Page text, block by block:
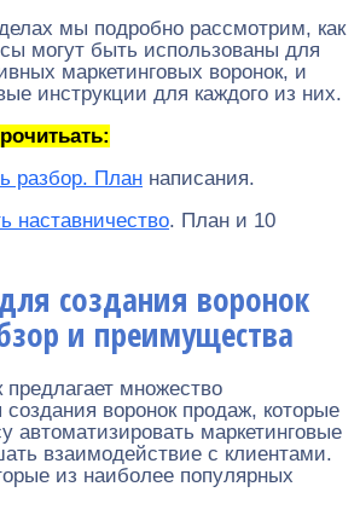
мы подробно рассмотрим, как
могут быть использованы для
маркетинговых воронок, и
инструкции для каждого из них.
разбор. План написания.
наставничество. План и 10
создания воронок
и преимущества
предлагает множество
воронок продаж, которые
автоматизировать маркетинговые
взаимодействие с клиентами.
из наиболее популярных